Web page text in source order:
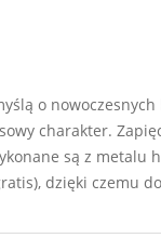
o
charakter.
są z metalu
dzięki czemu